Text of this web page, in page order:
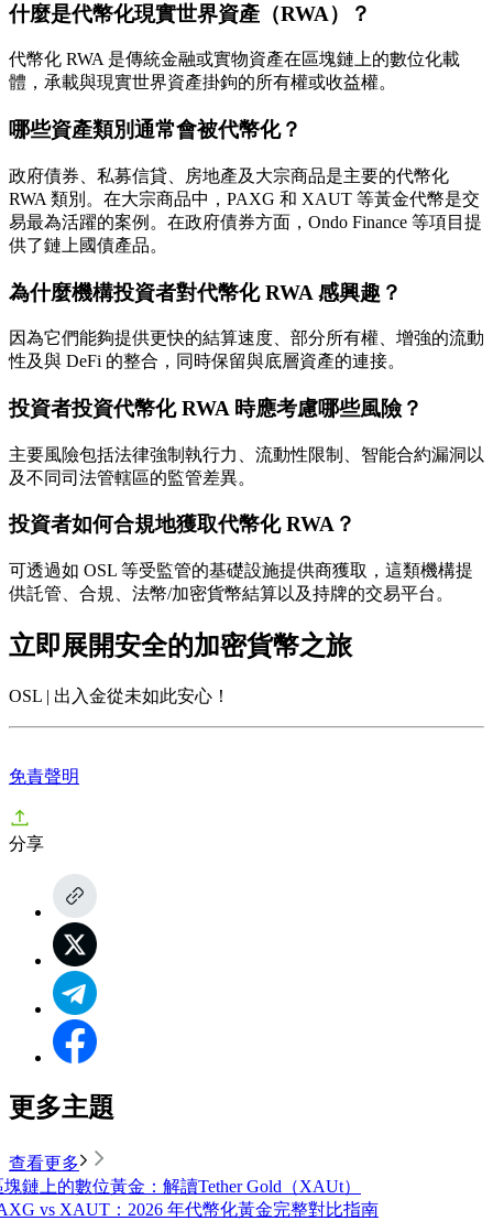
什麼是代幣化現實世界資產（RWA）？
代幣化 RWA 是傳統金融或實物資產在區塊鏈上的數位化載
體，承載與現實世界資產掛鉤的所有權或收益權。
哪些資產類別通常會被代幣化？
政府債券、私募信貸、房地產及大宗商品是主要的代幣化
RWA 類別。在大宗商品中，PAXG 和 XAUT 等黃金代幣是交
易最為活躍的案例。在政府債券方面，Ondo Finance 等項目提
供了鏈上國債產品。
為什麼機構投資者對代幣化 RWA 感興趣？
因為它們能夠提供更快的結算速度、部分所有權、增強的流動
性及與 DeFi 的整合，同時保留與底層資產的連接。
投資者投資代幣化 RWA 時應考慮哪些風險？
主要風險包括法律強制執行力、流動性限制、智能合約漏洞以
及不同司法管轄區的監管差異。
投資者如何合規地獲取代幣化 RWA？
可透過如 OSL 等受監管的基礎設施提供商獲取，這類機構提
供託管、合規、法幣/加密貨幣結算以及持牌的交易平台。
立即展開安全的加密貨幣之旅
OSL | 出入金從未如此安心！
免責聲明
分享
更多主題
查看更多
塊鏈上的數位黃金：解讀Tether Gold（XAUt）
vs XAUT：2026 年代幣化黃金完整對比指南